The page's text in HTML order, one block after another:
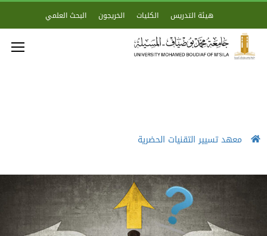
هيئة التدريس الكليات الخريجون البحث العلمي
معهد تسيير التقنيات الحضرية